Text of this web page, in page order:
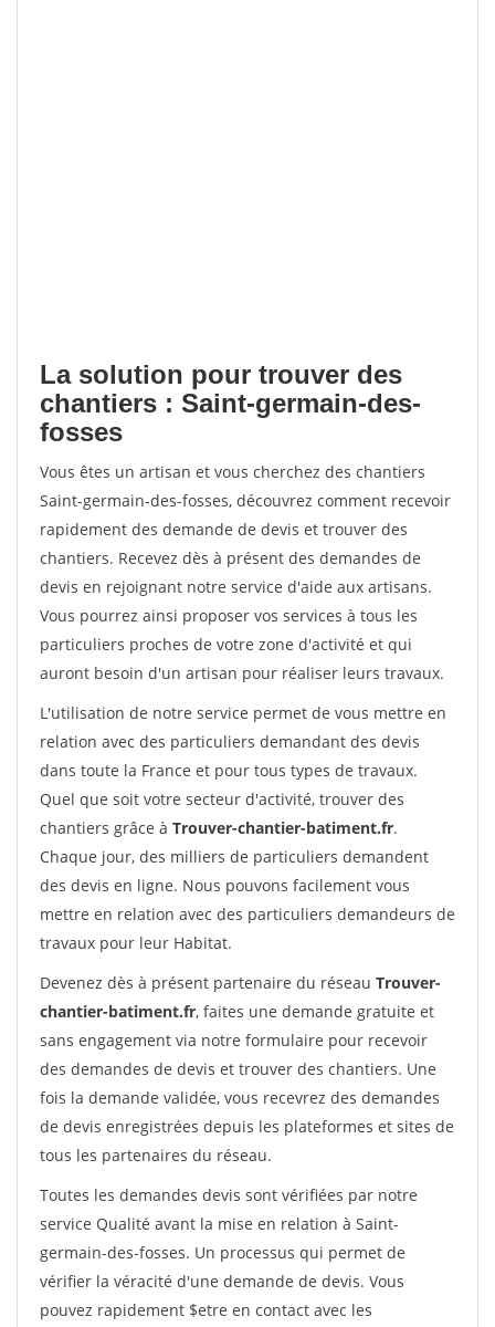
La solution pour trouver des
chantiers : Saint-germain-des-
fosses
Vous êtes un artisan et vous cherchez des chantiers
Saint-germain-des-fosses, découvrez comment recevoir
rapidement des demande de devis et trouver des
chantiers. Recevez dès à présent des demandes de
devis en rejoignant notre service d'aide aux artisans.
Vous pourrez ainsi proposer vos services à tous les
particuliers proches de votre zone d'activité et qui
auront besoin d'un artisan pour réaliser leurs travaux.
L'utilisation de notre service permet de vous mettre en
relation avec des particuliers demandant des devis
dans toute la France et pour tous types de travaux.
Quel que soit votre secteur d'activité, trouver des
chantiers grâce à Trouver-chantier-batiment.fr.
Chaque jour, des milliers de particuliers demandent
des devis en ligne. Nous pouvons facilement vous
mettre en relation avec des particuliers demandeurs de
travaux pour leur Habitat.
Devenez dès à présent partenaire du réseau Trouver-
chantier-batiment.fr, faites une demande gratuite et
sans engagement via notre formulaire pour recevoir
des demandes de devis et trouver des chantiers. Une
fois la demande validée, vous recevrez des demandes
de devis enregistrées depuis les plateformes et sites de
tous les partenaires du réseau.
Toutes les demandes devis sont vérifiées par notre
service Qualité avant la mise en relation à Saint-
germain-des-fosses. Un processus qui permet de
vérifier la véracité d'une demande de devis. Vous
pouvez rapidement $etre en contact avec les